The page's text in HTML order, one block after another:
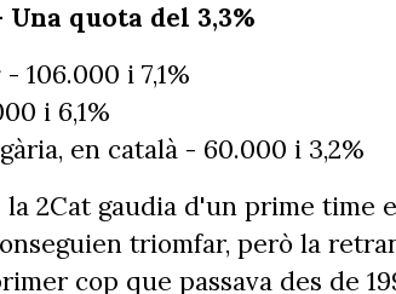
quota del 3,3%
- 106.000 i 7,1%
i 6,1%
en català - 60.000 i 3,2%
2Cat gaudia d'un prime time
triomfar, però la
cop que passava des de